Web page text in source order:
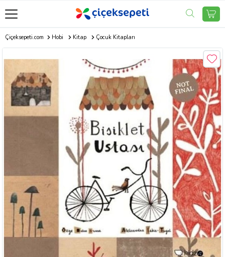
Çiçeksepeti.com Hobi Kitap Çocuk Kitapları